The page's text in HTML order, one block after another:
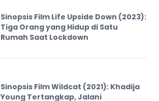
Sinopsis Film Life Upside Down (2023):
Tiga Orang yang Hidup di Satu
Rumah Saat Lockdown
Sinopsis Film Wildcat (2021): Khadija
Young Tertangkap, Jalani